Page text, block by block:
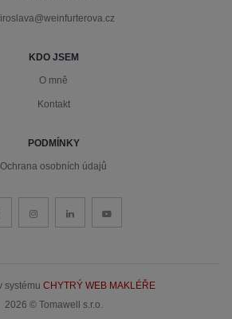
KDO JSEM
O mně
Kontakt
PODMÍNKY
Ochrana osobních údajů
systému CHYTRÝ WEB MAKLÉŘE
2026 © Tomawell s.r.o.